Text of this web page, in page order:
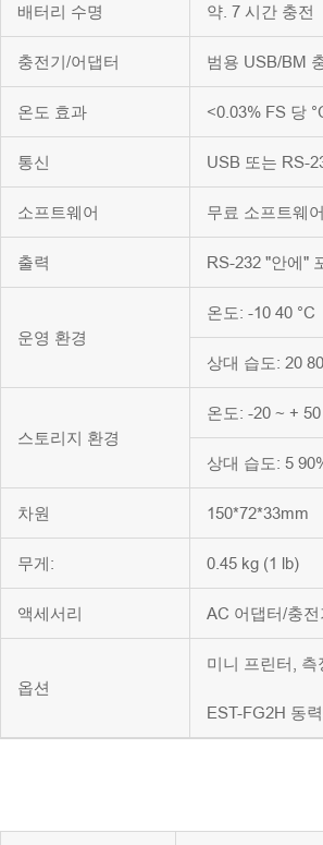
배터리 수명 약. 7 시간 충전
충전기/어댑터 범용 USB/BM
온도 효과 <0.03% FS 당
통신 USB 또는 RS-
소프트웨어 무료 소프트웨
출력 RS-232 "안에"
운영 환경
온도: -10 40 °C
상대 습도: 20
스토리지 환경
온도: -20 ~ + 50
상대 습도: 5
차원 150*72*33mm
무게: 0.45 kg (1 lb)
액세서리 AC 어댑터/충
옵션
미니 프린터, 측
EST-FG2H 동